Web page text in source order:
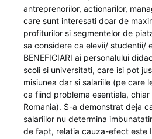
antreprenorilor, actionarilor,
care sunt interesati doar de
profiturilor si segmentelor de
sa considere ca elevii/ studentii/
BENEFICIARI ai personalului
scoli si universitati, care isi pot
misiunea dar si salariile (pe care
ca fiind problema esentiala,
Romania). S-a demonstrat deja
salariilor nu determina
de fapt, relatia cauza-efect este